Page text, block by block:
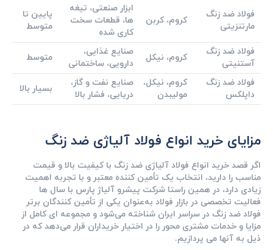
فولاد ضد زنگ
مارتنزیتی
کروم، کربن
ابزار صنعتی، تیغه
‌ها، قطعات سخت‌
کاری ‌شده
پایین تا
متوسط
فولاد ضد زنگ
آستنیتی
کروم، نیکل
صنایع غذایی،
دارویی، ساختمانی
متوسط
فولاد ضد زنگ
داپلکس
کروم، نیکل،
مولیبدن
صنایع نفت و گاز،
دریایی، فشار بالا
بسیار بالا
مزایای خرید انواع فولاد آلیاژی ضد زنگ
اگر قصد خرید انواع فولاد آلیاژی ضد زنگ با کیفیت بالا و قیمت
مناسب را دارید، انتخاب یک تأمین ‌کننده معتبر و با تجربه اهمیت
زیادی دارد، در همین راستا شرکت پیشرو آلیاژ پارس با سال ‌ها
فعالیت تخصصی در بازار فولاد به‌عنوان یکی از تأمین‌ کنندگان برتر
فولاد ضد زنگ در سراسر ایران شناخته می‌شود و مجموعه ‌ای کامل از
مزایا و خدمات مشتری ‌محور را در اختیار خریداران قرار می‌دهد که در
ذیل به آنها می پردازیم.